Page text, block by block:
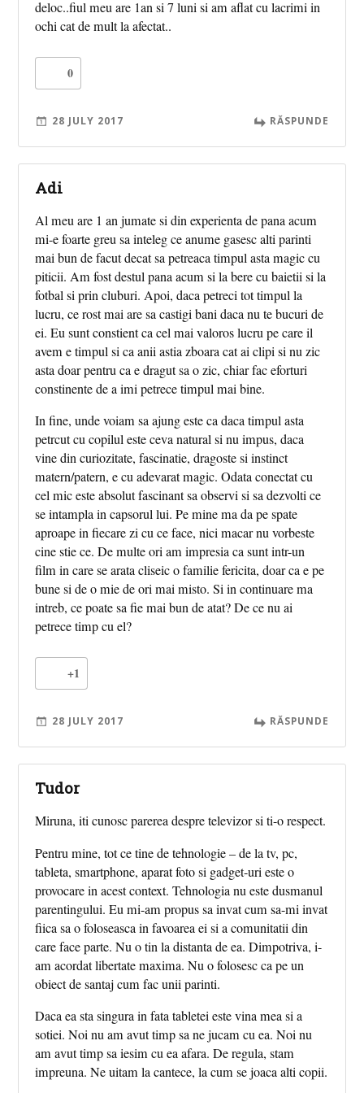
deloc..fiul meu are 1an si 7 luni si am aflat cu lacrimi in
ochi cat de mult la afectat..
0
28 JULY 2017 RĂSPUNDE
Adi
Al meu are 1 an jumate si din experienta de pana acum
mi-e foarte greu sa inteleg ce anume gasesc alti parinti
mai bun de facut decat sa petreaca timpul asta magic cu
piticii. Am fost destul pana acum si la bere cu baietii si la
fotbal si prin cluburi. Apoi, daca petreci tot timpul la
lucru, ce rost mai are sa castigi bani daca nu te bucuri de
ei. Eu sunt constient ca cel mai valoros lucru pe care il
avem e timpul si ca anii astia zboara cat ai clipi si nu zic
asta doar pentru ca e dragut sa o zic, chiar fac eforturi
constinente de a imi petrece timpul mai bine.
In fine, unde voiam sa ajung este ca daca timpul asta
petrcut cu copilul este ceva natural si nu impus, daca
vine din curiozitate, fascinatie, dragoste si instinct
matern/patern, e cu adevarat magic. Odata conectat cu
cel mic este absolut fascinant sa observi si sa dezvolti ce
se intampla in capsorul lui. Pe mine ma da pe spate
aproape in fiecare zi cu ce face, nici macar nu vorbeste
cine stie ce. De multe ori am impresia ca sunt intr-un
film in care se arata cliseic o familie fericita, doar ca e pe
bune si de o mie de ori mai misto. Si in continuare ma
intreb, ce poate sa fie mai bun de atat? De ce nu ai
petrece timp cu el?
+1
28 JULY 2017 RĂSPUNDE
Tudor
Miruna, iti cunosc parerea despre televizor si ti-o respect.
Pentru mine, tot ce tine de tehnologie – de la tv, pc,
tableta, smartphone, aparat foto si gadget-uri este o
provocare in acest context. Tehnologia nu este dusmanul
parentingului. Eu mi-am propus sa invat cum sa-mi invat
fiica sa o foloseasca in favoarea ei si a comunitatii din
care face parte. Nu o tin la distanta de ea. Dimpotriva, i-
am acordat libertate maxima. Nu o folosesc ca pe un
obiect de santaj cum fac unii parinti.
Daca ea sta singura in fata tabletei este vina mea si a
sotiei. Noi nu am avut timp sa ne jucam cu ea. Noi nu
am avut timp sa iesim cu ea afara. De regula, stam
impreuna. Ne uitam la cantece, la cum se joaca alti copii.